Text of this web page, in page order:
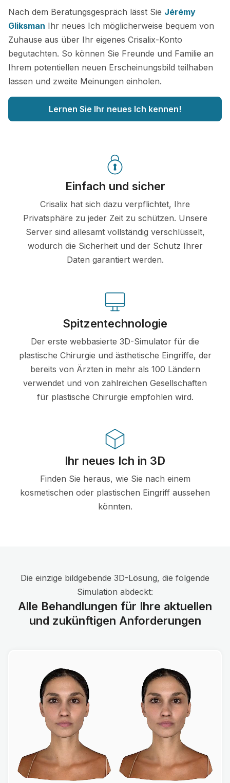
Nach dem Beratungsgespräch lässt Sie Jérémy
Gliksman Ihr neues Ich möglicherweise bequem von
Zuhause aus über Ihr eigenes Crisalix-Konto
begutachten. So können Sie Freunde und Familie an
Ihrem potentiellen neuen Erscheinungsbild teilhaben
lassen und zweite Meinungen einholen.
Lernen Sie Ihr neues Ich kennen!
Einfach und sicher
Crisalix hat sich dazu verpflichtet, Ihre
Privatsphäre zu jeder Zeit zu schützen. Unsere
Server sind allesamt vollständig verschlüsselt,
wodurch die Sicherheit und der Schutz Ihrer
Daten garantiert werden.
Spitzentechnologie
Der erste webbasierte 3D-Simulator für die
plastische Chirurgie und ästhetische Eingriffe, der
bereits von Ärzten in mehr als 100 Ländern
verwendet und von zahlreichen Gesellschaften
für plastische Chirurgie empfohlen wird.
Ihr neues Ich in 3D
Finden Sie heraus, wie Sie nach einem
kosmetischen oder plastischen Eingriff aussehen
könnten.
Die einzige bildgebende 3D-Lösung, die folgende
Simulation abdeckt:
Alle Behandlungen für Ihre aktuellen
und zukünftigen Anforderungen